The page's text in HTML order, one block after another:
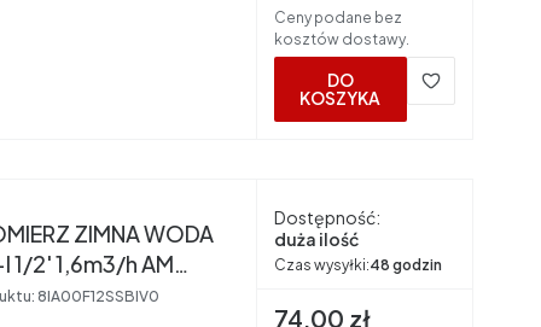
Ceny podane bez
kosztów dostawy.
DO
KOSZYKA
ZIMNA WODA
1/2' 1,6m3/h AM
8IA00F12SSBIV0
Dostępność:
duża ilość
Czas wysyłki:48 godzin
Cena brutto
74,00 zł